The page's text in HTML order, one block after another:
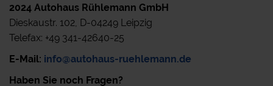
2024 Autohaus Rühlemann GmbH
Dieskaustr. 102, D-04249 Leipzig
Telefax: +49 341-42640-25
E-Mail: info@autohaus-ruehlemann.de
Haben Sie noch Fragen?